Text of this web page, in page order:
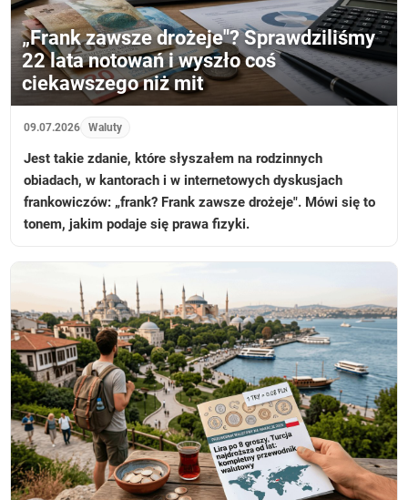
„Frank zawsze drożeje"? Sprawdziliśmy
22 lata notowań i wyszło coś
ciekawszego niż mit
09.07.2026 Waluty
Jest takie zdanie, które słyszałem na rodzinnych
obiadach, w kantorach i w internetowych dyskusjach
frankowiczów: „frank? Frank zawsze drożeje". Mówi się to
tonem, jakim podaje się prawa fizyki.